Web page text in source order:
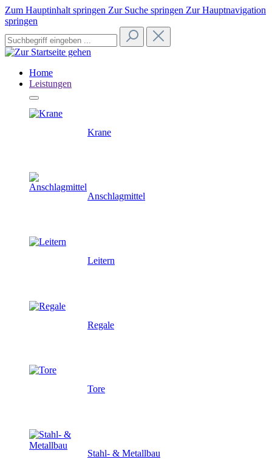
Zum Hauptinhalt springen Zur Suche springen Zur Hauptnavigation
springen
Home
Leistungen
Krane
Anschlagmittel
Leitern
Regale
Tore
Stahl- & Metallbau